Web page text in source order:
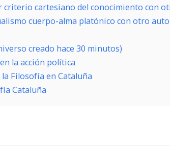
criterio cartesiano del conocimiento con
cuerpo-alma platónico con otro
creado hace 30 minutos)
la acción política
Filosofía en Cataluña
Cataluña